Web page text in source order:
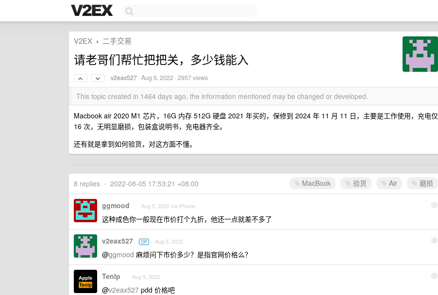
V2EX › 二手交易
请老哥们帮忙把把关，多少钱能入
v2eax527 ·Aug 5, 2022 · 2957 views
This topic created in 1464 days ago, the information mentioned may be changed or developed.
Macbook air 2020 M1 芯片，16G 内存 512G 硬盘 2021 年买的，保修到 2024 年 11 月 11 日，主要是工作使用，充电仅
16 次，无明显磨损，包装盒说明书，充电器齐全。
还有就是拿到如何验货，对这方面不懂。
MacBook 验货 Air 磨损
8 replies • 2022-08-05 17:53:21 +08:00
1
ggmood Aug 5, 2022 via iPhone
这种成色你一般现在市价打个九折，他还一点就差不多了
2
v2eax527 OP Aug 5, 2022
@ggmood 麻烦问下市价多少？是指官网价格么？
3
Tenlp Aug 5, 2022
@v2eax527 pdd 价格吧